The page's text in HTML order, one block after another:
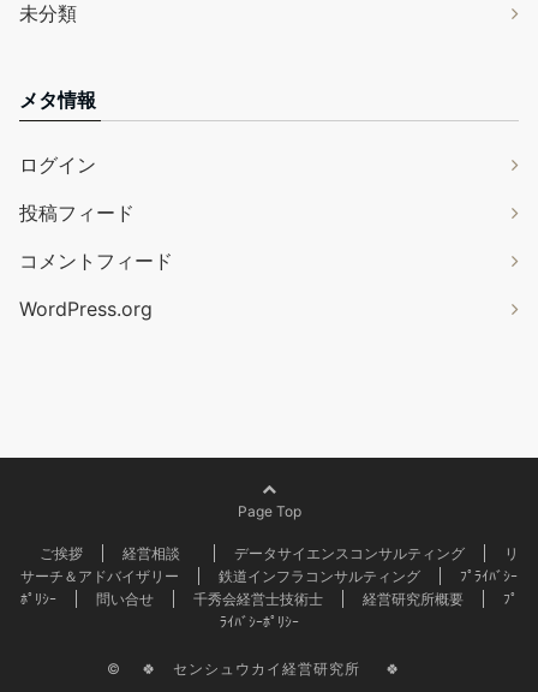
未分類
メタ情報
ログイン
投稿フィード
コメントフィード
WordPress.org
Page Top
ご挨拶 経営相談 データサイエンスコンサルティング
リ
サーチ＆アドバイザリー
鉄道インフラコンサルティング
ﾌﾟﾗｲﾊﾞｼｰ
ﾎﾟﾘｼｰ
問い合せ 千秀会経営士技術士 経営研究所概要
ﾌﾟ
ﾗｲﾊﾞｼｰﾎﾟﾘｼｰ
© 🍀 センシュウカイ経営研究所 🍀